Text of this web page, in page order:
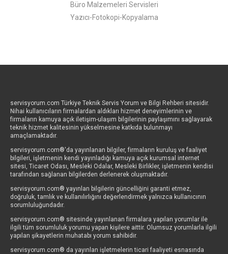
Büro Malzemeleri Servisleri
Yazıcı-Fotokopi-Kopyalama
servisyorum.com Türkiye Teknik Servis Yorum ve Bilgi Rehberi sitesidir.
Nihai kullanıcıların firmalardan aldıkları hizmet deneyimlerinin ve
firmaların kamuya açık iletişim-ulaşım bilgilerinin paylaşımını sağlayarak
teknik hizmet kalitesinin yükselmesine katkıda bulunmayı
amaçlamaktadır.
servisyorum.com®'da yayınlanan bilgiler, firmaların kuruluş ve faaliyet
bilgileri, işletmenin kendi yayınladığı kamuya açık kurumsal internet
sitesi, Ticaret Odası, Mesleki Odalar, Mesleki Birlikler, işletmenin kendisi
tarafından sağlanan bilgilerden derlenerek oluşmaktadır.
servisyorum.com® yayınlan bilgilerin güncelliğini garanti etmez,
doğruluk, tamlık ve kullanılırlığını değerlendirmek yalnızca kullanıcının
sorumluluğundadır.
servisyorum.com® sitesinde yayınlanan firmalara yapılan yorumlar ile
ilgili tüm sorumluluk yorumu yapan kişilere aittir. Olumsuz yorumlarla ilgili
yapılan şikayetlerin muhatabı yorum sahibidir.
servisyorum.com® da yayınlan işletmelerin ticari faaliyeti esnasında